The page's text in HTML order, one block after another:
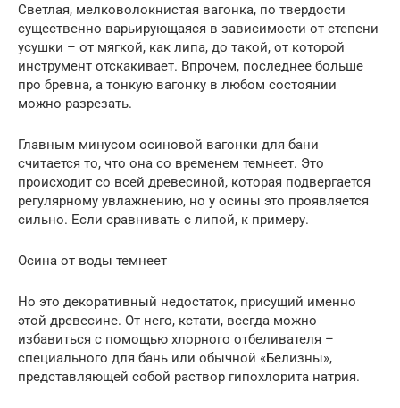
Светлая, мелковолокнистая вагонка, по твердости
существенно варьирующаяся в зависимости от степени
усушки – от мягкой, как липа, до такой, от которой
инструмент отскакивает. Впрочем, последнее больше
про бревна, а тонкую вагонку в любом состоянии
можно разрезать.
Главным минусом осиновой вагонки для бани
считается то, что она со временем темнеет. Это
происходит со всей древесиной, которая подвергается
регулярному увлажнению, но у осины это проявляется
сильно. Если сравнивать с липой, к примеру.
Осина от воды темнеет
Но это декоративный недостаток, присущий именно
этой древесине. От него, кстати, всегда можно
избавиться с помощью хлорного отбеливателя –
специального для бань или обычной «Белизны»,
представляющей собой раствор гипохлорита натрия.